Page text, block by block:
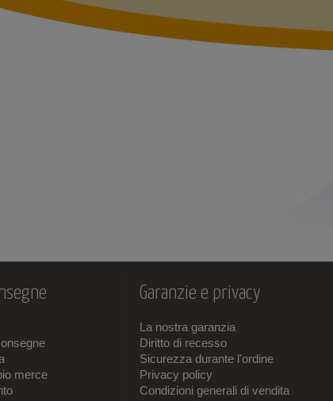
merce
Garanzie e privacy
La nostra garanzia
Diritto di recesso
Sicurezza durante l'ordine
Privacy policy
Condizioni generali di vendita